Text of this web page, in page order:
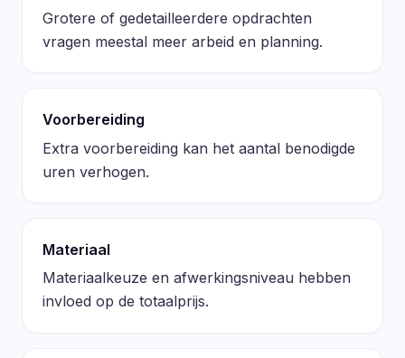
Grotere of gedetailleerdere opdrachten
vragen meestal meer arbeid en planning.
Voorbereiding
Extra voorbereiding kan het aantal benodigde
uren verhogen.
Materiaal
Materiaalkeuze en afwerkingsniveau hebben
invloed op de totaalprijs.